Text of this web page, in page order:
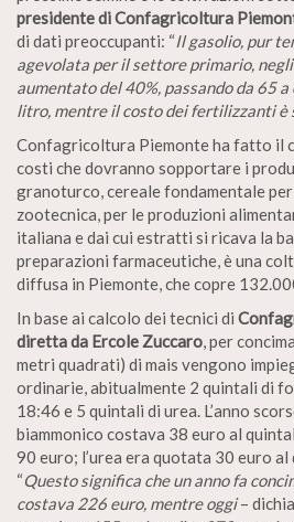
presidente di Confagricoltura
di dati preoccupanti: “Il gasolio, pur
agevolata per il settore primario,
aumentato del 40%, passando da 65
litro, mentre il costo dei fertilizzanti è
Confagricoltura Piemonte ha fatto il
costi che dovranno sopportare i
granoturco, cereale fondamentale
zootecnica, per le produzioni
italiana e dai cui estratti si ricava la
preparazioni farmaceutiche, è una
diffusa in Piemonte, che copre
In base ai calcolo dei tecnici di
diretta da Ercole Zuccaro, per
metri quadrati) di mais vengono
ordinarie, abitualmente 2 quintali di
18:46 e 5 quintali di urea. L’anno
biammonico costava 38 euro al
90 euro; l’urea era quotata 30 euro
“Questo significa che un anno fa
costava 226 euro, mentre oggi–